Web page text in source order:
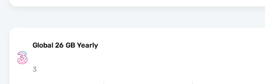
Global 26 GB Yearly
3